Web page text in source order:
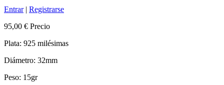
Entrar| Registrarse
95,00 € Precio
Plata: 925 milésimas
Diámetro: 32mm
Peso: 15gr